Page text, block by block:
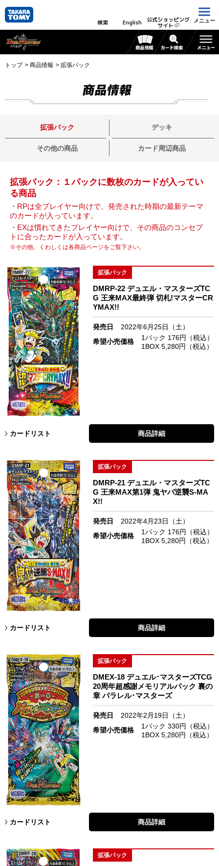
検索 English 公式ショッピング
サイト
メニュー
トップ 商品情報 拡張パック
商品情報
拡張パック デッキ
その他の商品 カード周辺商品
拡張パック：１パックに数枚のカードが入ってい
る商品
・RPは全プレイヤー向けで、発売された時期の最新テーマ
のカードが入っています。
・EXは慣れてきたプレイヤー向けで、その商品のコンセプ
トに合ったカードが入っています。
※その他、くわしくは各商品ページをご覧下さい。
拡張パック
DMRP-22 デュエル・マスターズTC
G 王来MAX最終弾 切札!マスターCR
YMAX!!
発売日
2022年6月25日（土）
希望小売価格
1パック 176円（税込）
1BOX 5,280円（税込）
カードリスト 商品詳細
拡張パック
DMRP-21 デュエル・マスターズTC
G 王来MAX第1弾 鬼ヤバ逆襲S-MA
X!!
発売日
2022年4月23日（土）
希望小売価格
1パック 176円（税込）
1BOX 5,280円（税込）
カードリスト 商品詳細
拡張パック
DMEX-18 デュエル･マスターズTCG
20周年超感謝メモリアルパック 裏の
章 パラレル･マスターズ
発売日
2022年2月19日（土）
希望小売価格
1パック 330円（税込）
1BOX 5,280円（税込）
カードリスト 商品詳細
拡張パック